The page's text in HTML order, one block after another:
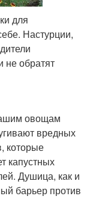
для
Настурции,
не обратят
овощам
вредных
которые
капустных
Душица, как и
барьер против